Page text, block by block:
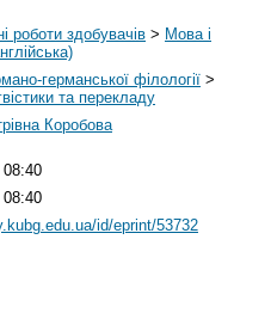
роботи здобувачів > Мова і
германської філології >
та перекладу
Коробова
08:40
08:40
id/eprint/53732